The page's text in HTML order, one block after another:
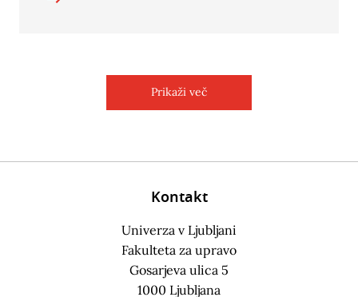
Prikaži več
Kontakt
Univerza v Ljubljani
Fakulteta za upravo
Gosarjeva ulica 5
1000 Ljubljana